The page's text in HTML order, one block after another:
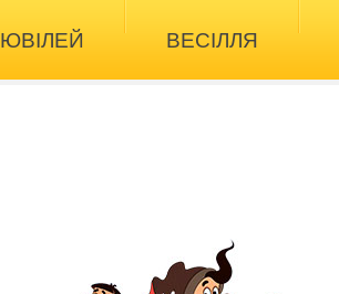
ЮВІЛЕЙ ВЕСІЛЛЯ